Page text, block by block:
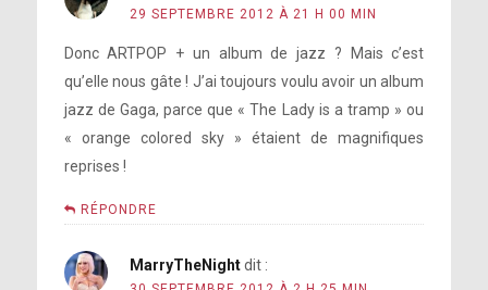
29 SEPTEMBRE 2012 À 21 H 00 MIN
Donc ARTPOP + un album de jazz ? Mais c’est
qu’elle nous gâte ! J’ai toujours voulu avoir un album
jazz de Gaga, parce que « The Lady is a tramp » ou
« orange colored sky » étaient de magnifiques
reprises !
RÉPONDRE
MarryTheNight dit :